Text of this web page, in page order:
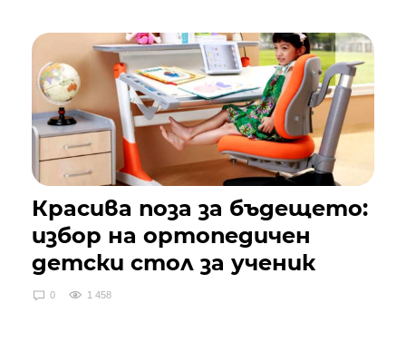
Красива поза за бъдещето:
избор на ортопедичен
детски стол за ученик
0 1 458